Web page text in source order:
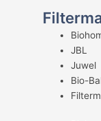
JBL
Juwel
Bio-